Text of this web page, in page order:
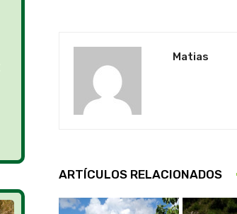
Matias
ARTÍCULOS RELACIONADOS